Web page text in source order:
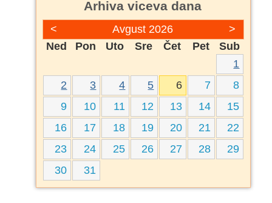
Arhiva viceva dana
< >
Avgust 2026
Ned
Pon Uto Sre Čet Pet
Sub
1
2
3 4 5 6 7
8
9
10 11 12 13 14
15
16
17 18 19 20 21
22
23
24 25 26 27 28
29
30
31